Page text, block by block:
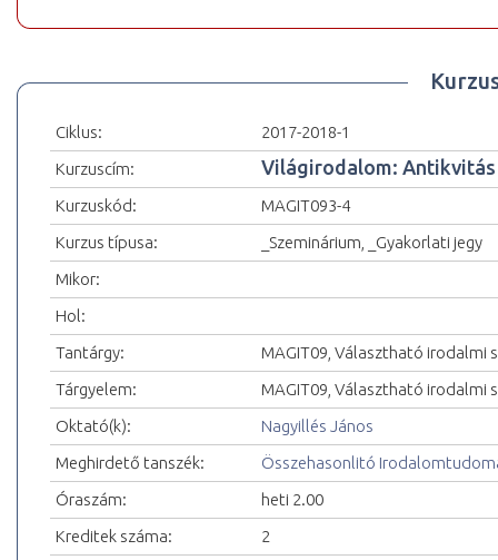
Ciklus:
2017-2018-1
Kurzuscím:
Világirodalom: Antikvitás
Kurzuskód:
MAGIT093-4
Kurzus típusa:
_Szeminárium, _Gyakorlati jegy
Mikor:
Hol:
Tantárgy:
MAGIT09, Választható irodalmi
Tárgyelem:
MAGIT09, Választható
Oktató(k):
Nagyillés János
Meghirdető tanszék:
Összehasonlitó
Óraszám:
heti 2.00
Kreditek száma:
2